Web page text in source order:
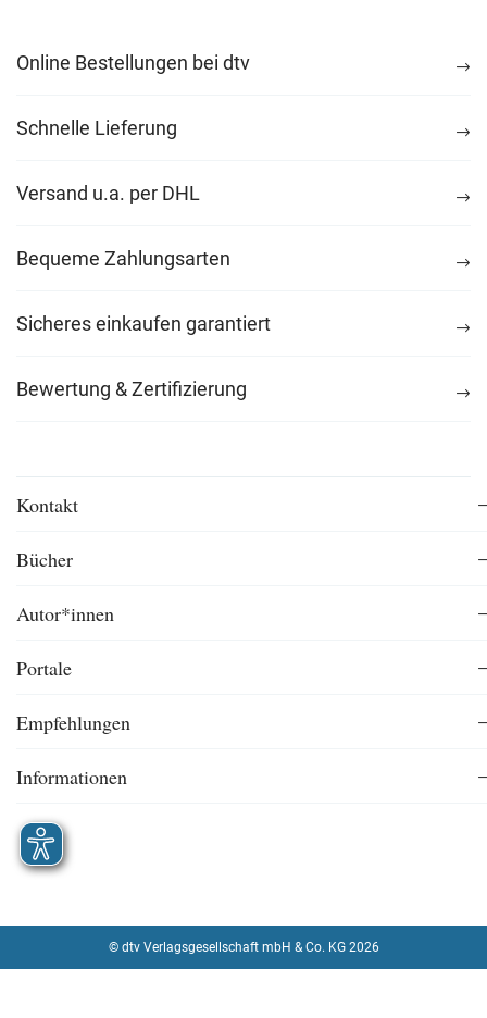
Online Bestellungen bei dtv
Schnelle Lieferung
Versand u.a. per DHL
Bequeme Zahlungsarten
Sicheres einkaufen garantiert
Bewertung & Zertifizierung
Kontakt
Bücher
Autor*innen
Portale
Empfehlungen
Informationen
© dtv Verlagsgesellschaft mbH & Co. KG 2026